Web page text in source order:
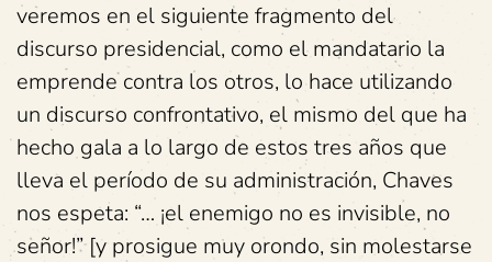
veremos en el siguiente fragmento del
discurso presidencial, como el mandatario la
emprende contra los otros, lo hace utilizando
un discurso confrontativo, el mismo del que ha
hecho gala a lo largo de estos tres años que
lleva el período de su administración, Chaves
nos espeta: “… ¡el enemigo no es invisible, no
señor!” [y prosigue muy orondo, sin molestarse